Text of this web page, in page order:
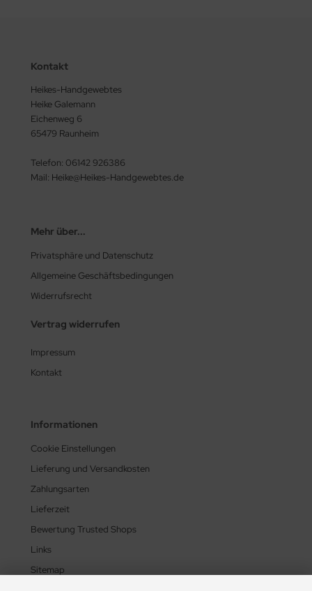
Kontakt
Heikes-Handgewebtes
Heike Galemann
Eichenweg 6
65479 Raunheim
Telefon: 06142 926386
Mail: Heike@Heikes-Handgewebtes.de
Mehr über...
Privatsphäre und Datenschutz
Allgemeine Geschäftsbedingungen
Widerrufsrecht
Vertrag widerrufen
Impressum
Kontakt
Informationen
Cookie Einstellungen
Lieferung und Versandkosten
Zahlungsarten
Lieferzeit
Bewertung Trusted Shops
Links
Sitemap